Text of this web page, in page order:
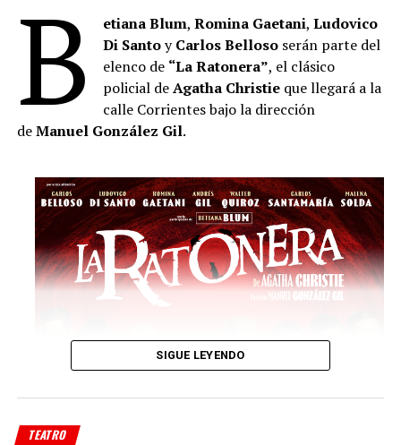
B etiana Blum,Romina Gaetani,Ludovico
Di SantoyCarlos Belloso serán parte del
elenco de “La Ratonera”, el clásico
policial deAgatha Christie que llegará a la
calle Corrientes bajo la dirección
deManuel González Gil.
SIGUE LEYENDO
TEATRO